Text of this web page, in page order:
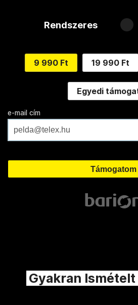
Rendszeres
9 990 Ft 19 990 Ft
Egyedi
e-mail cím
Gyakran